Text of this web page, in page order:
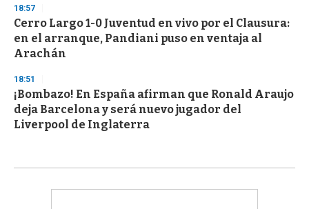
18:57
Cerro Largo 1-0 Juventud en vivo por el Clausura:
en el arranque, Pandiani puso en ventaja al
Arachán
18:51
¡Bombazo! En España afirman que Ronald Araujo
deja Barcelona y será nuevo jugador del
Liverpool de Inglaterra